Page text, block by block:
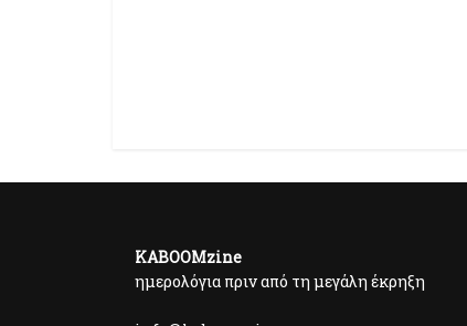
KABOOMzine
ημερολόγια πριν από τη μεγάλη έκρηξη